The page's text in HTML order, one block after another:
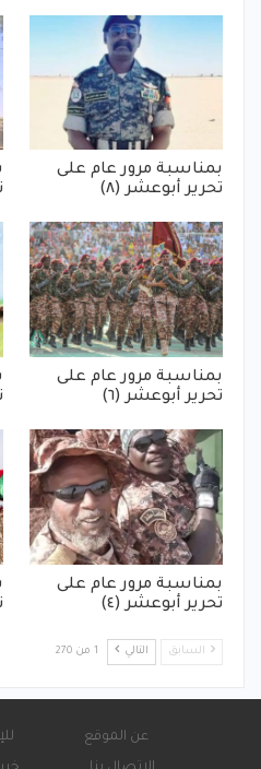
بمناسبة مرور عام على
تحرير أبوعشر (٨)
بمناسبة مرور عام على
تحرير أبوعشر (٦)
بمناسبة مرور عام على
تحرير أبوعشر (٤)
السابق التالي 1 من 270
عن الموقع